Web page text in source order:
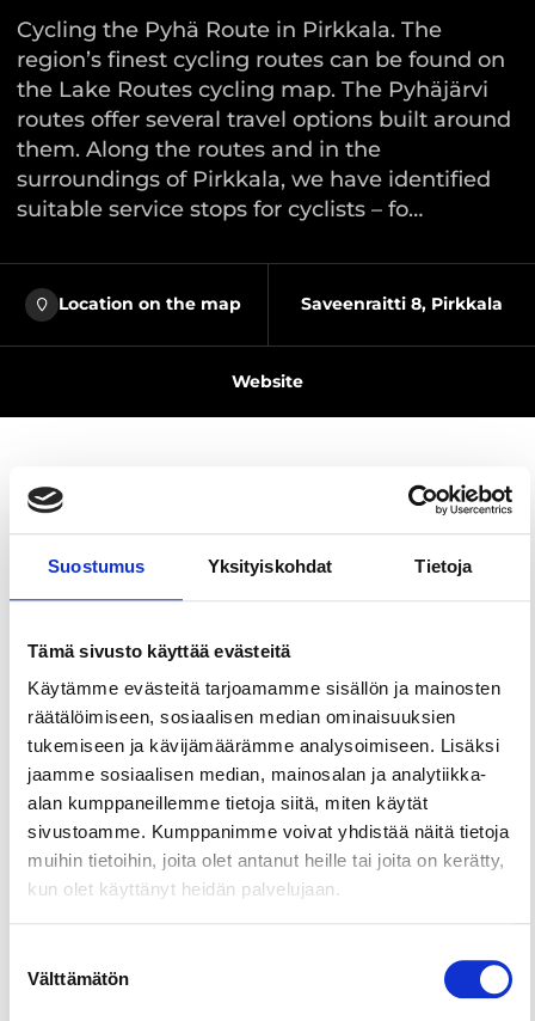
Suostumus Yksityiskohdat Tietoja
Tämä sivusto käyttää evästeitä
Käytämme evästeitä tarjoamamme sisällön ja mainosten
räätälöimiseen, sosiaalisen median ominaisuuksien
tukemiseen ja kävijämäärämme analysoimiseen. Lisäksi
jaamme sosiaalisen median, mainosalan ja analytiikka-
alan kumppaneillemme tietoja siitä, miten käytät
sivustoamme. Kumppanimme voivat yhdistää näitä tietoja
muihin tietoihin, joita olet antanut heille tai joita on kerätty,
kun olet käyttänyt heidän palvelujaan.
valinta
Välttämätön
Cycling the Pyhä Route in Pirkkala. The
region’s finest cycling routes can be found on
the Lake Routes cycling map. The Pyhäjärvi
routes offer several travel options built around
them. Along the routes and in the
surroundings of Pirkkala, we have identified
suitable service stops for cyclists – fo…
Location on the map Saveenraitti 8, Pirkkala
Website
Share this page
Cycling the Pyhä Route in Pirkkala. The region’s
Routes cycling map.
The Pyhäjärvi routes offer several travel options
built around them. Along the routes and in the
surroundings of Pirkkala, we have identified
suitable service stops for cyclists – food, drinks,
accommodation, and various interesting activities
and sights. You can tailor the best route for your
trip based on your favorite destinations!
Pirkkala, and cycle clockwise or counterclockwise,